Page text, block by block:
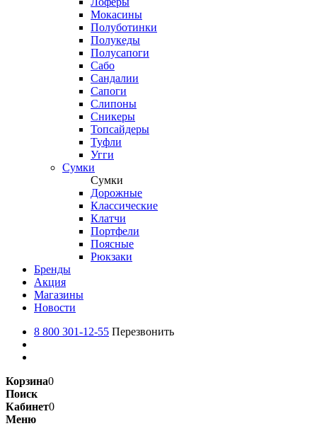
Мокасины
Полуботинки
Полукеды
Полусапоги
Сабо
Сандалии
Сапоги
Слипоны
Сникеры
Топсайдеры
Туфли
Угги
Сумки
Сумки
Дорожные
Классические
Клатчи
Портфели
Поясные
Рюкзаки
Бренды
Акция
Магазины
Новости
8 800 301-12-55 Перезвонить
Корзина0
Поиск
Кабинет0
Меню